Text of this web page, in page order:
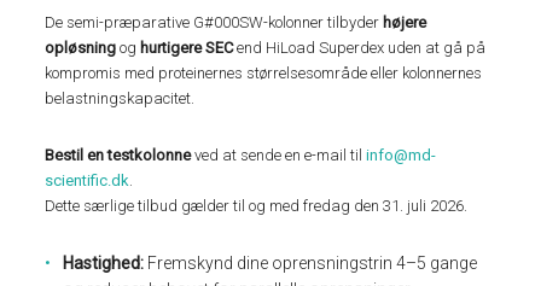
De semi-præparative G#000SW-kolonner tilbyder højere
opløsning og hurtigere SECend HiLoad Superdex uden at gå på
kompromis med proteinernes størrelsesområde eller kolonnernes
belastningskapacitet.
Bestil en testkolonneved at sende en e-mail tilinfo@md-
scientific.dk.
Dette særlige tilbud gælder til og med fredag den 31. juli 2026.
Hastighed: Fremskynd dine oprensningstrin 4–5 gange